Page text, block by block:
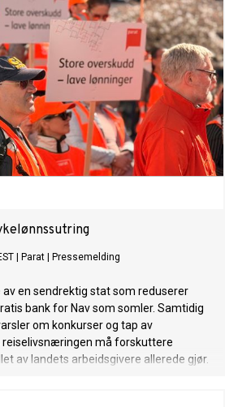
Parat Pressemelding
av en sendrektig stat som reduserer
bank for Nav som somler. Samtidig
om konkurser og tap av
reiselivsnæringen må forskuttere
av landets arbeidsgivere allerede gjør.